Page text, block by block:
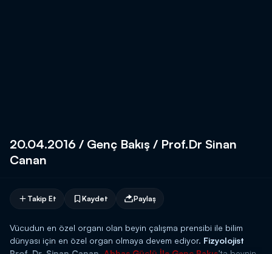
20.04.2016 / Genç Bakış / Prof.Dr Sinan
Canan
Takip Et Kaydet Paylaş
Vücudun en özel organı olan beyin çalışma prensibi ile bilim
dünyası için en özel organ olmaya devem ediyor. Fizyolojist